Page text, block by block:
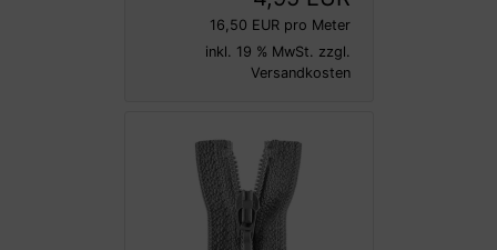
16,50 EUR pro Meter
inkl. 19 % MwSt. zzgl.
Versandkosten